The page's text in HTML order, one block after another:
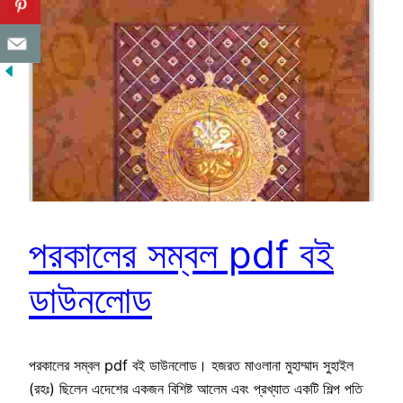
পরকালের সম্বল pdf বই
ডাউনলোড
পরকালের সম্বল pdf বই ডাউনলোড। হজরত মাওলানা মুহাম্মাদ সুহাইল
(রহঃ) ছিলেন এদেশের একজন বিশিষ্ট আলেম এবং প্রখ্যাত একটি শিল্প পতি